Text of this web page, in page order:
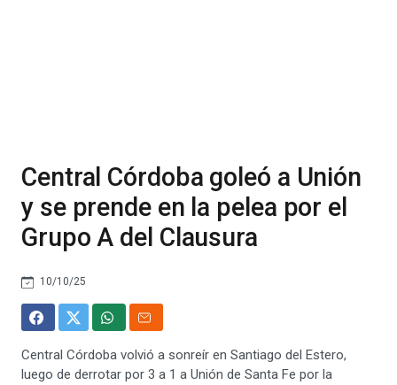
Central Córdoba goleó a Unión
y se prende en la pelea por el
Grupo A del Clausura
10/10/25
Central Córdoba volvió a sonreír en Santiago del Estero,
luego de derrotar por 3 a 1 a Unión de Santa Fe por la